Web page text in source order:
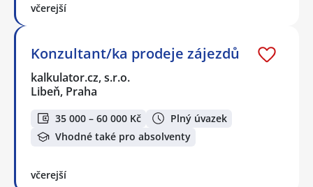
včerejší
Konzultant/ka prodeje zájezdů
kalkulator.cz, s.r.o.
Libeň, Praha
35 000 – 60 000 Kč
Plný úvazek
Vhodné také pro absolventy
včerejší